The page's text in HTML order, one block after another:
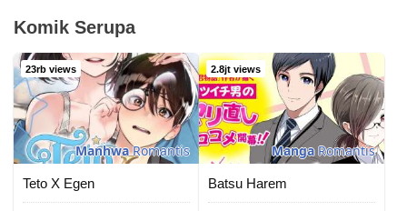
Komik Serupa
23rb views
ManhwaRomantis
Teto X Egen
2.8jt views
MangaRomantis
Batsu Harem